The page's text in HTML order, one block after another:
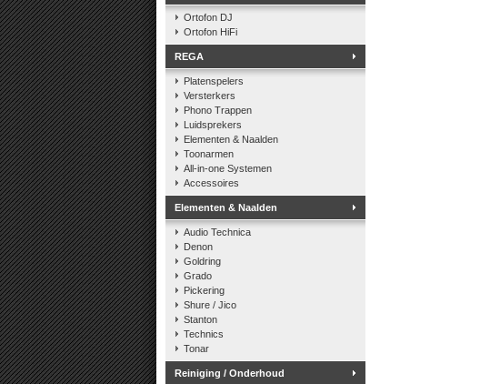
Ortofon DJ
Ortofon HiFi
REGA
Platenspelers
Versterkers
Phono Trappen
Luidsprekers
Elementen & Naalden
Toonarmen
All-in-one Systemen
Accessoires
Elementen & Naalden
Audio Technica
Denon
Goldring
Grado
Pickering
Shure / Jico
Stanton
Technics
Tonar
Reiniging / Onderhoud